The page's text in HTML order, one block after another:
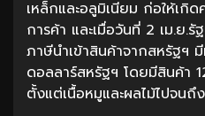
เหล็กและอลูมิเนียม ก่อให้เกิ
การค้า และเมื่อวันที่ 2 เม.ย.
ภาษีนำเข้าสินค้าจากสหรัฐฯ
ดอลลาร์สหรัฐฯ โดยมีสินค้า
ตั้งแต่เนื้อหมูและผลไม้ไปจนถึ